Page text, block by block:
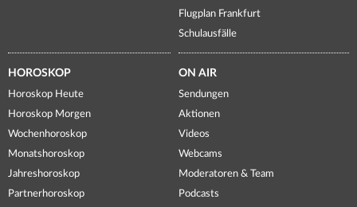
Flugplan Frankfurt
Schulausfälle
HOROSKOP
Horoskop Heute
Horoskop Morgen
Wochenhoroskop
Monatshoroskop
Jahreshoroskop
Partnerhoroskop
ON AIR
Sendungen
Aktionen
Videos
Webcams
Moderatoren & Team
Podcasts